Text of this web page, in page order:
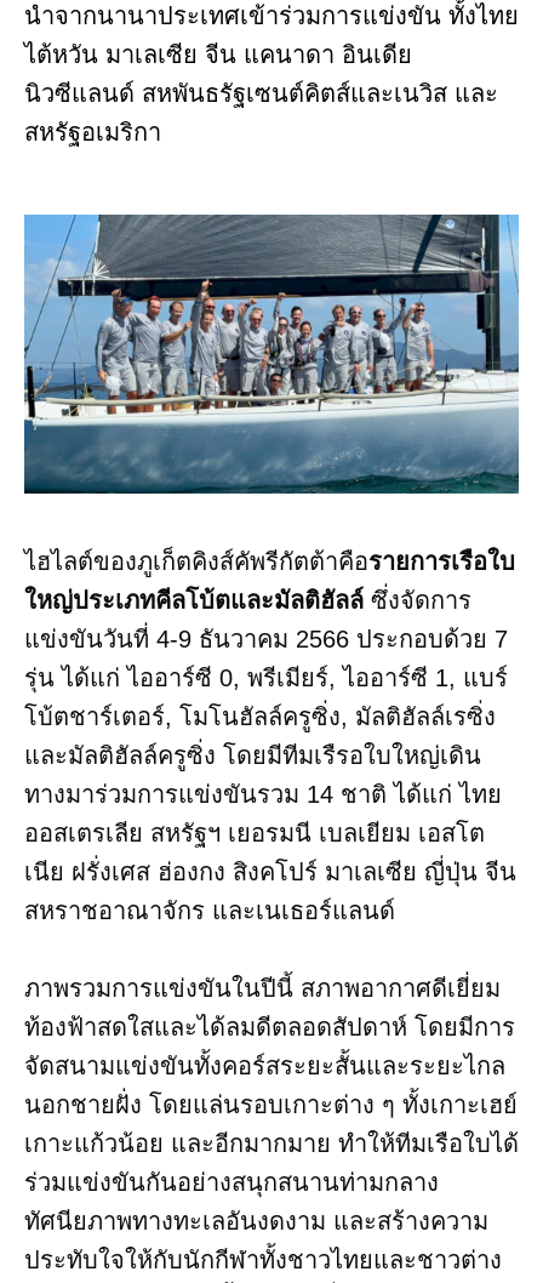
นำจากนานาประเทศเข้าร่วมการแข่งขัน ทั้งไทย
ไต้หวัน มาเลเซีย จีน แคนาดา อินเดีย
นิวซีแลนด์ สหพันธรัฐเซนต์คิตส์และเนวิส และ
สหรัฐอเมริกา
ไฮไลต์ของภูเก็ตคิงส์คัพรีกัตต้าคือรายการเรือใบ
ใหญ่ประเภทคีลโบ้ตและมัลติฮัลล์ ซึ่งจัดการ
แข่งขันวันที่ 4-9 ธันวาคม 2566 ประกอบด้วย 7
รุ่น ได้แก่ ไออาร์ซี 0, พรีเมียร์, ไออาร์ซี 1, แบร์
โบ้ตชาร์เตอร์, โมโนฮัลล์ครูซิ่ง, มัลติฮัลล์เรซิ่ง
และมัลติฮัลล์ครูซิ่ง โดยมีทีมเรืรอใบใหญ่เดิน
ทางมาร่วมการแข่งขันรวม 14 ชาติ ได้แก่ ไทย
ออสเตรเลีย สหรัฐฯ เยอรมนี เบลเยียม เอสโต
เนีย ฝรั่งเศส ฮ่องกง สิงคโปร์ มาเลเซีย ญี่ปุ่น จีน
สหราชอาณาจักร และเนเธอร์แลนด์
ภาพรวมการแข่งขันในปีนี้ สภาพอากาศดีเยี่ยม
ท้องฟ้าสดใสและได้ลมดีตลอดสัปดาห์ โดยมีการ
จัดสนามแข่งขันทั้งคอร์สระยะสั้นและระยะไกล
นอกชายฝั่ง โดยแล่นรอบเกาะต่าง ๆ ทั้งเกาะเฮย์
เกาะแก้วน้อย และอีกมากมาย ทำให้ทีมเรือใบได้
ร่วมแข่งขันกันอย่างสนุกสนานท่ามกลาง
ทัศนียภาพทางทะเลอันงดงาม และสร้างความ
ประทับใจให้กับนักกีฬาทั้งชาวไทยและชาวต่าง